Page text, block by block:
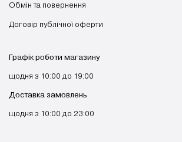
Обмін та повернення
Договір публічної оферти
Графік роботи магазину
щодня з 10:00 до 19:00
Доставка замовлень
щодня з 10:00 до 23:00